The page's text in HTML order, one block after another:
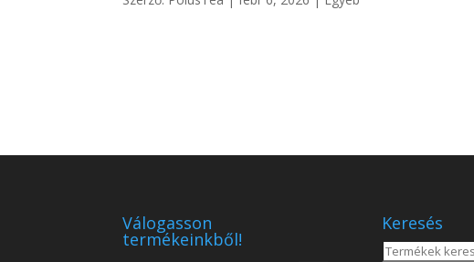
Válogasson
termékeinkből!
Keresés
Keresés